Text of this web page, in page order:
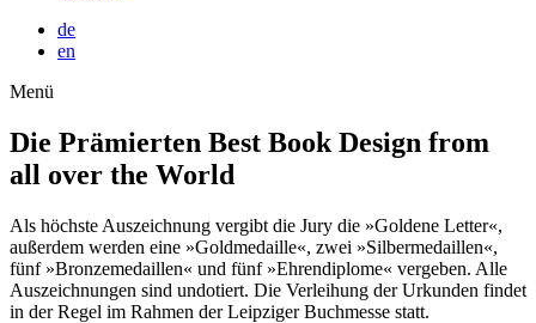
de
en
Menü
Die Prämierten Best Book Design from
all over the World
Als höchste Auszeichnung vergibt die Jury die »Goldene Letter«,
außerdem werden eine »Goldmedaille«, zwei »Silbermedaillen«,
fünf »Bronzemedaillen« und fünf »Ehrendiplome« vergeben. Alle
Auszeichnungen sind undotiert. Die Verleihung der Urkunden findet
in der Regel im Rahmen der Leipziger Buchmesse statt.